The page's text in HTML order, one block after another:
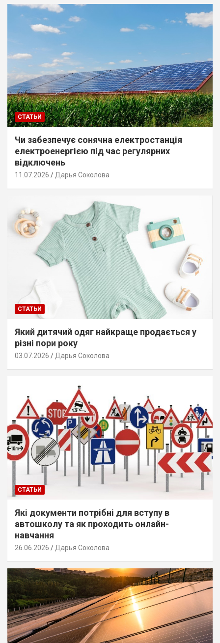
СТАТЬИ
Чи забезпечує сонячна електростанція
електроенергією під час регулярних
відключень
11.07.2026 Дарья Соколова
СТАТЬИ
Який дитячий одяг найкраще продається у
різні пори року
03.07.2026 Дарья Соколова
СТАТЬИ
Які документи потрібні для вступу в
автошколу та як проходить онлайн-
навчання
26.06.2026 Дарья Соколова